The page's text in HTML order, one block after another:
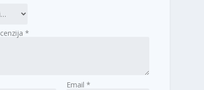
*
Email*